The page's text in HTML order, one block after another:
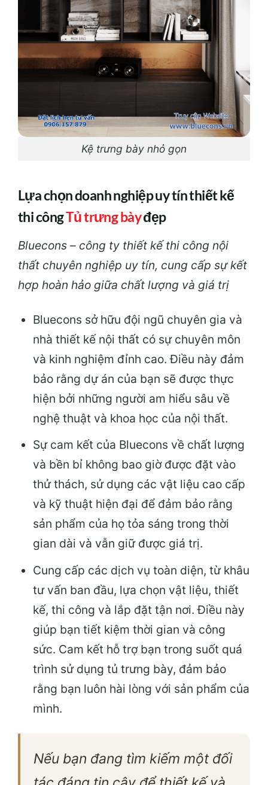
Kệ trưng bày nhỏ gọn
Lựa chọn doanh nghiệpuytín thiết kế
thi côngTủ trưng bàyđẹp
Bluecons – công ty thiết kế thi công nội
thất chuyên nghiệp uy tín, cung cấp sự kết
hợp hoàn hảo giữa chất lượng và giá trị
Bluecons sở hữu đội ngũ chuyên gia và
nhà thiết kế nội thất có sự chuyên môn
và kinh nghiệm đỉnh cao. Điều này đảm
bảo rằng dự án của bạn sẽ được thực
hiện bởi những người am hiểu sâu về
nghệ thuật và khoa học của nội thất.
Sự cam kết của Bluecons về chất lượng
và bền bỉ không bao giờ được đặt vào
thử thách, sử dụng các vật liệu cao cấp
và kỹ thuật hiện đại để đảm bảo rằng
sản phẩm của họ tỏa sáng trong thời
gian dài và vẫn giữ được giá trị.
Cung cấp các dịch vụ toàn diện, từ khâu
tư vấn ban đầu, lựa chọn vật liệu, thiết
kế, thi công và lắp đặt tận nơi. Điều này
giúp bạn tiết kiệm thời gian và công
sức. Cam kết hỗ trợ bạn trong suốt quá
trình sử dụng tủ trưng bày, đảm bảo
rằng bạn luôn hài lòng với sản phẩm của
mình.
Nếu bạn đang tìm kiếm một đối